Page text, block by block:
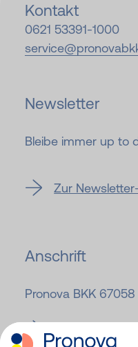
Kontakt
0621 53391-1000
service@
Newsletter
Bleibe immer up to
Zur
Anschrift
Pronova BKK